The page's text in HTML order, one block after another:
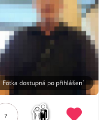
Fotka dostupná po přihlášení
?